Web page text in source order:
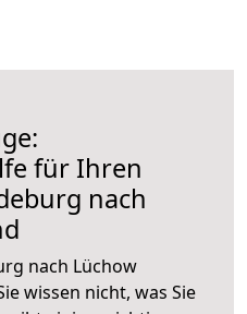
für Ihren
nach
nach Lüchow
wissen nicht, was Sie